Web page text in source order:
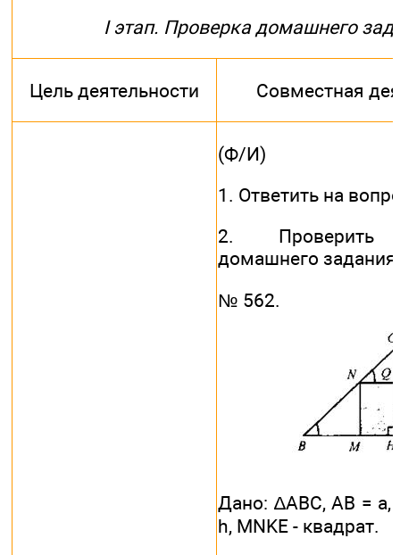
I этап. Проверка домашнего
Цель деятельности Совместная
(Ф/И)
1. Ответить на
2. Проверить
домашнего
№ 562.
Дано: ∆АВС, АВ =
h, MNKE - квадрат.